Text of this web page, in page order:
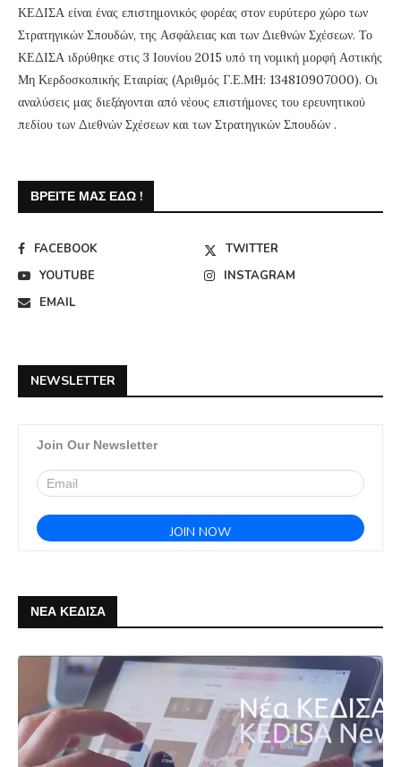
ΚΕΔΙΣΑ είναι ένας επιστημονικός φορέας στον ευρύτερο χώρο των
Στρατηγικών Σπουδών, της Ασφάλειας και των Διεθνών Σχέσεων. Το
ΚΕΔΙΣΑ ιδρύθηκε στις 3 Ιουνίου 2015 υπό τη νομική μορφή Αστικής
Μη Κερδοσκοπικής Εταιρίας (Αριθμός Γ.Ε.ΜΗ: 134810907000). Οι
αναλύσεις μας διεξάγονται από νέους επιστήμονες του ερευνητικού
πεδίου των Διεθνών Σχέσεων και των Στρατηγικών Σπουδών .
ΒΡΕΊΤΕ ΜΑΣ ΕΔΏ !
FACEBOOK
TWITTER
YOUTUBE
INSTAGRAM
EMAIL
NEWSLETTER
Join Our Newsletter
ΝΕΑ ΚΕΔΙΣΑ